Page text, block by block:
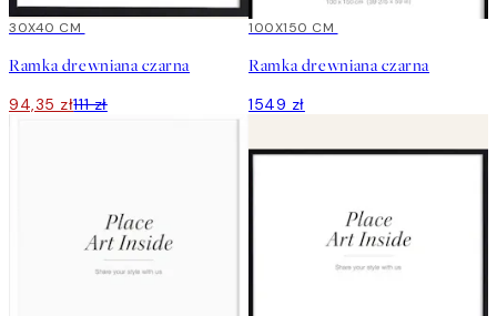
15%*
30X40 CM
Ramka drewniana czarna
94,35 zł111 zł
100X150 CM
Ramka drewniana czarna
1549 zł